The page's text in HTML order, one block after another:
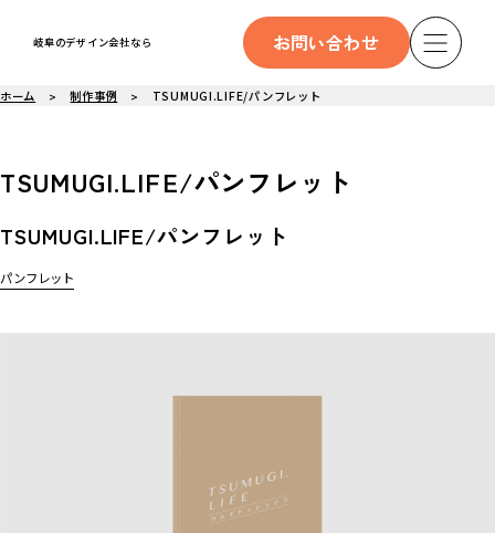
岐阜のデザイン会社なら お問い合わせ
ホーム 制作事例 TSUMUGI.LIFE/パンフレット
TSUMUGI.LIFE/パンフレット
TSUMUGI.LIFE/パンフレット
パンフレット